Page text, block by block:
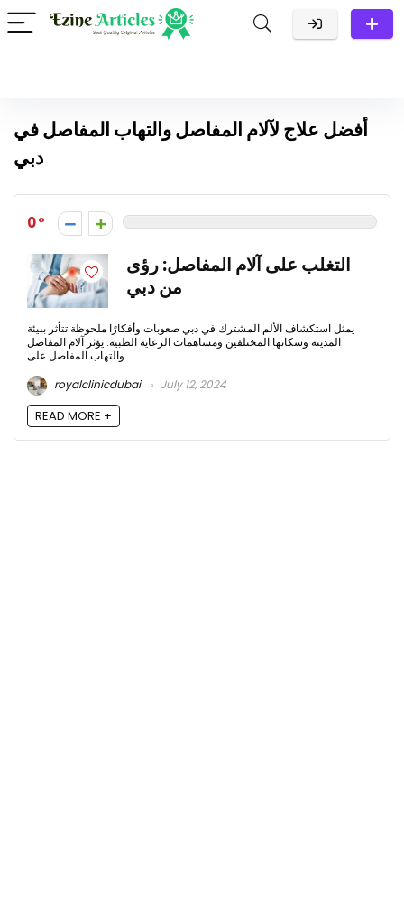
أفضل علاج لآلام المفاصل والتهاب المفاصل في
دبي
0
التغلب على آلام المفاصل: رؤى
من دبي
يمثل استكشاف الألم المشترك في دبي صعوبات وأفكارًا ملحوظة تتأثر ببيئة
المدينة وسكانها المختلفين ومساهمات الرعاية الطبية. يؤثر آلام المفاصل
والتهاب المفاصل على ...
royalclinicdubai
July 12, 2024
READ MORE +